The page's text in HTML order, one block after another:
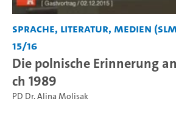
Sprache, Literatur, Medien
15/16
Die polnische Erinnerung
ch 1989
PD Dr. Alina Molisak